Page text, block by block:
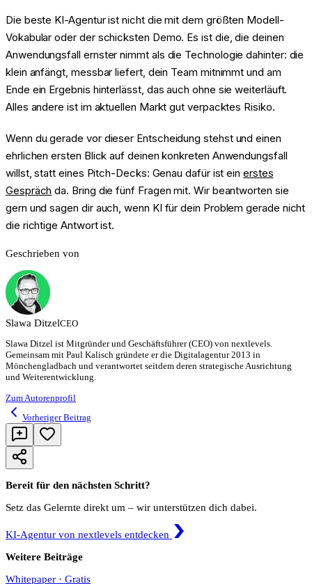
Die beste KI-Agentur ist nicht die mit dem größten Modell-
Vokabular oder der schicksten Demo. Es ist die, die deinen
Anwendungsfall ernster nimmt als die Technologie dahinter: die
klein anfängt, messbar liefert, dein Team mitnimmt und am
Ende ein Ergebnis hinterlässt, das auch ohne sie weiterläuft.
Alles andere ist im aktuellen Markt gut verpacktes Risiko.
Wenn du gerade vor dieser Entscheidung stehst und einen
ehrlichen ersten Blick auf deinen konkreten Anwendungsfall
willst, statt eines Pitch-Decks: Genau dafür ist einerstes
Gespräch da. Bring die fünf Fragen mit. Wir beantworten sie
gern und sagen dir auch, wenn KI für dein Problem gerade nicht
die richtige Antwort ist.
Geschrieben von
Slawa DitzelCEO
Slawa Ditzel ist Mitgründer und Geschäftsführer (CEO) von nextlevels.
Gemeinsam mit Paul Kalisch gründete er die Digitalagentur 2013 in
Mönchengladbach und verantwortet seitdem deren strategische Ausrichtung
und Weiterentwicklung.
Zum Autorenprofil
Vorheriger Beitrag
Bereit für den nächsten Schritt?
Setz das Gelernte direkt um – wir unterstützen dich dabei.
KI-Agentur von nextlevels entdecken
Weitere Beiträge
Whitepaper · Gratis